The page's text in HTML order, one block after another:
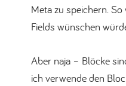
Meta zu speichern.
Fields wünschen
Aber naja – Blöcke
ich verwende den